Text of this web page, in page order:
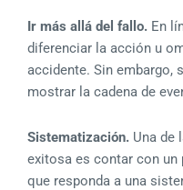
Ir más allá del fallo. En
diferenciar la acción u
accidente. Sin embargo,
mostrar la cadena de
Sistematización. Una de
exitosa es contar con un
que responda a una